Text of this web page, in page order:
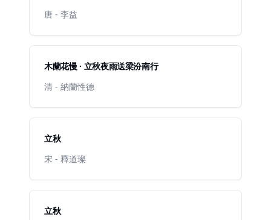
唐 - 李益
木蘭花慢 · 立秋夜雨送梁汾南行
清 - 納蘭性德
立秋
宋 - 釋道璨
立秋